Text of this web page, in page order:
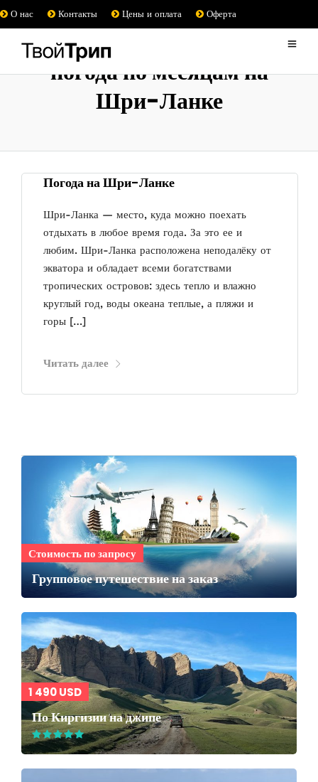
О нас Контакты Цены и оплата Оферта
погода по месяцам на
Шри-Ланке
Погода на Шри-Ланке
Шри-Ланка — место, куда можно поехать
отдыхать в любое время года. За это ее и
любим. Шри-Ланка расположена неподалёку от
экватора и обладает всеми богатствами
тропических островов: здесь тепло и влажно
круглый год, воды океана теплые, а пляжи и
горы […]
Читать далее
Стоимость по запросу
Групповое путешествие на заказ
1 490 USD
По Киргизии на джипе